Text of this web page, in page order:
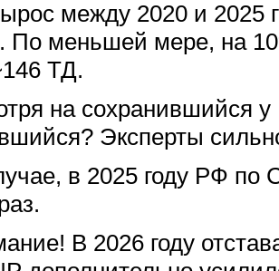
между 2020 и 2025
По меньшей мере, на
ТД.
на сохранившийся
Эксперты
в 2025 году РФ по
В 2026 году